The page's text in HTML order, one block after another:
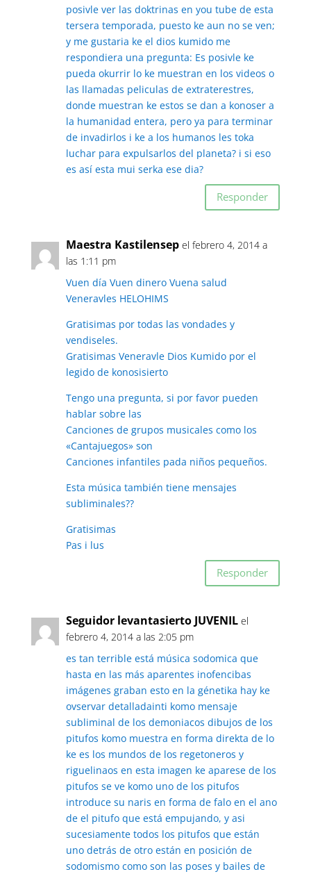
posivle ver las doktrinas en you tube de esta
tersera temporada, puesto ke aun no se ven;
y me gustaria ke el dios kumido me
respondiera una pregunta: Es posivle ke
pueda okurrir lo ke muestran en los videos o
las llamadas peliculas de extraterestres,
donde muestran ke estos se dan a konoser a
la humanidad entera, pero ya para terminar
de invadirlos i ke a los humanos les toka
luchar para expulsarlos del planeta? i si eso
es así esta mui serka ese dia?
Responder
Maestra Kastilensep el febrero 4, 2014 a
las 1:11 pm
Vuen día Vuen dinero Vuena salud
Veneravles HELOHIMS
Gratisimas por todas las vondades y
vendiseles.
Gratisimas Veneravle Dios Kumido por el
legido de konosisierto
Tengo una pregunta, si por favor pueden
hablar sobre las
Canciones de grupos musicales como los
«Cantajuegos» son
Canciones infantiles pada niños pequeños.
Esta música también tiene mensajes
subliminales??
Gratisimas
Pas i lus
Responder
Seguidor levantasierto JUVENIL el
febrero 4, 2014 a las 2:05 pm
es tan terrible está música sodomica que
hasta en las más aparentes inofencibas
imágenes graban esto en la génetika hay ke
ovservar detalladainti komo mensaje
subliminal de los demoniacos dibujos de los
pitufos komo muestra en forma direkta de lo
ke es los mundos de los regetoneros y
riguelinaos en esta imagen ke aparese de los
pitufos se ve komo uno de los pitufos
introduce su naris en forma de falo en el ano
de el pitufo que está empujando, y asi
sucesiamente todos los pitufos que están
uno detrás de otro están en posición de
sodomismo como son las poses y bailes de